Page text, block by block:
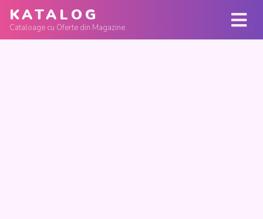
KATALOG
Cataloage cu Oferte din Magazine